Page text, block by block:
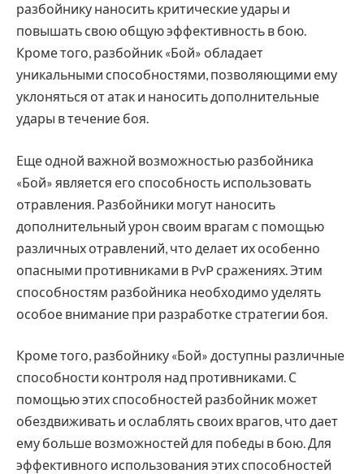
разбойнику наносить критические удары и
повышать свою общую эффективность в бою.
Кроме того, разбойник «Бой» обладает
уникальными способностями, позволяющими ему
уклоняться от атак и наносить дополнительные
удары в течение боя.
Еще одной важной возможностью разбойника
«Бой» является его способность использовать
отравления. Разбойники могут наносить
дополнительный урон своим врагам с помощью
различных отравлений, что делает их особенно
опасными противниками в PvP сражениях. Этим
способностям разбойника необходимо уделять
особое внимание при разработке стратегии боя.
Кроме того, разбойнику «Бой» доступны различные
способности контроля над противниками. С
помощью этих способностей разбойник может
обездвиживать и ослаблять своих врагов, что дает
ему больше возможностей для победы в бою. Для
эффективного использования этих способностей